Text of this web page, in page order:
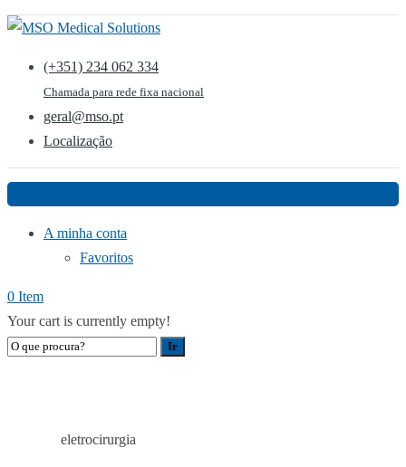
(+351) 234 062 334
Chamada para rede fixa nacional
geral@mso.pt
Localização
A minha conta
Favoritos
0 Item
Your cart is currently empty!
eletrocirurgia